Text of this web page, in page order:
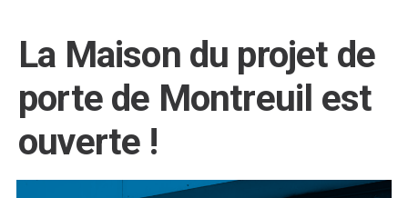
La Maison du projet de
porte de Montreuil est
ouverte !